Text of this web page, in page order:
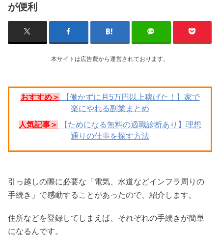
が便利
本サイトは広告費から運営されております。
おすすめ＞
【働かずに月5万円以上稼げた！】家で
楽にやれる副業まとめ
人気記事＞
【ためになる無料の適職診断あり】理想
通りの仕事を探す方法
引っ越しの際に必要な「電気、水道などインフラ周りの
手続き」で感動することがあったので、紹介します。
住所などを登録してしまえば、それぞれの手続きが簡単
になるんです。